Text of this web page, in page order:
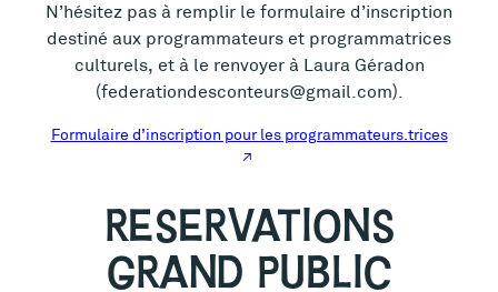
N’hésitez pas à remplir le formulaire d’inscription
destiné aux programmateurs et programmatrices
culturels, et à le renvoyer à Laura Géradon
(federationdesconteurs@gmail.com).
Formulaire d’inscription pour les programmateurs.trices
RESERVATIONS
GRAND PUBLIC